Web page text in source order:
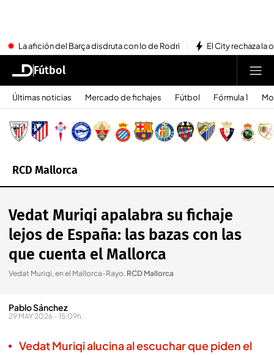
La afición del Barça disdruta con lo de Rodri El City rechaza la
Fútbol
Últimas noticias Mercado de fichajes Fútbol Fórmula 1
RCD Mallorca
Vedat Muriqi apalabra su fichaje
lejos de España: las bazas con las
que cuenta el Mallorca
Vedat Muriqi, en el Mallorca-Rayo. RCD Mallorca
Pablo Sánchez
29 MAY 2026 - 15:09h.
Vedat Muriqi alucina al escuchar que piden el